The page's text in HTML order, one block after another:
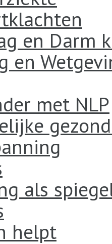
en Darm
en
met NLP
als
helpt